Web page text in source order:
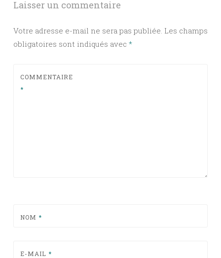
Laisser un commentaire
Votre adresse e-mail ne sera pas publiée. Les champs
obligatoires sont indiqués avec *
COMMENTAIRE
*
NOM *
E-MAIL *